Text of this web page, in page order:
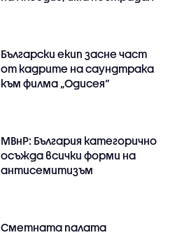
Български екип засне част
от кадрите на саундтрака
към филма „Одисея“
МВнР: България категорично
осъжда всички форми на
антисемитизъм
Сметната палата